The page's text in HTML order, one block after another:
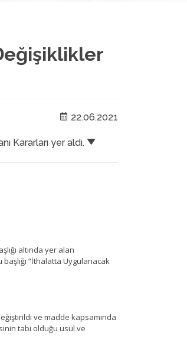
22.06.2021
Kararları yer aldı.
altında yer alan
“İthalatta Uygulanacak
ve madde kapsamında
tabi olduğu usul ve